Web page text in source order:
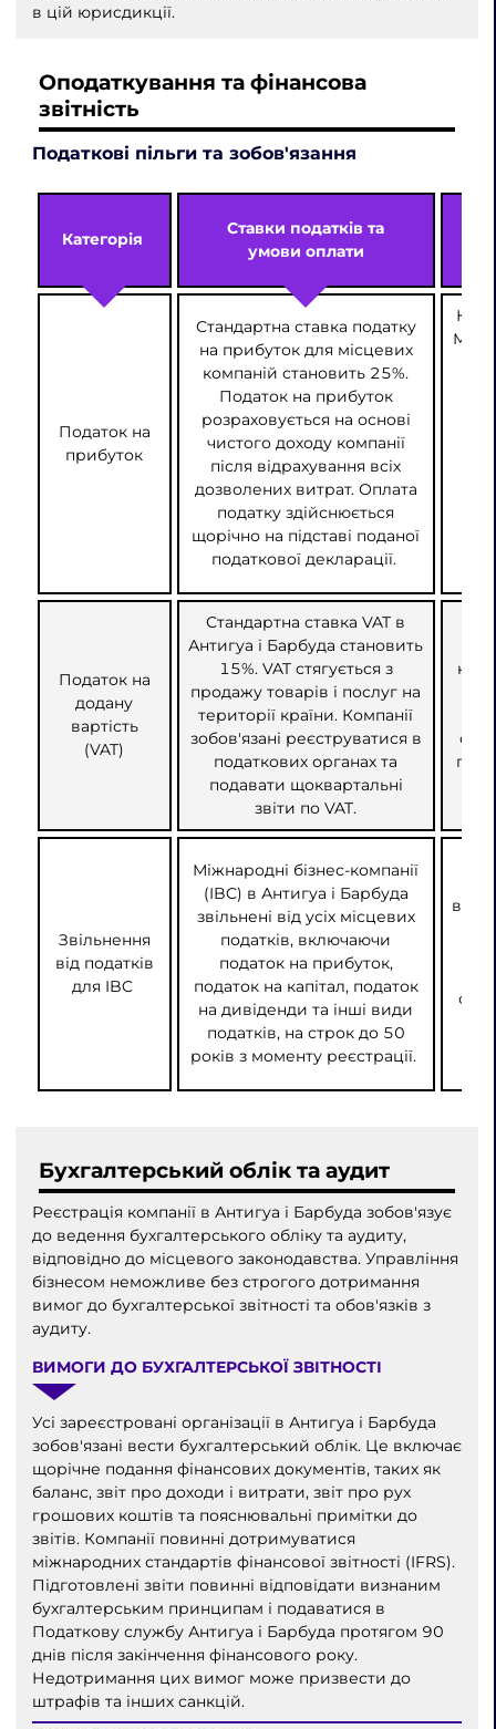
в цій юрисдикції.
Оподаткування та фінансова
звітність
Податкові пільги та зобов'язання
Категорія
Ставки податків та
умови оплати
Податок на
прибуток
Стандартна ставка податку
на прибуток для місцевих
компаній становить 25%.
Податок на прибуток
розраховується на основі
чистого доходу компанії
після відрахування всіх
дозволених витрат. Оплата
податку здійснюється
щорічно на підставі поданої
податкової декларації.
Податок на
додану
вартість
(VAT)
Стандартна ставка VAT в
Антигуа і Барбуда становить
15%. VAT стягується з
продажу товарів і послуг на
території країни. Компанії
зобов'язані реєструватися в
податкових органах та
подавати щоквартальні
звіти по VAT.
Звільнення
від податків
для IBC
Міжнародні бізнес-компанії
(IBC) в Антигуа і Барбуда
звільнені від усіх місцевих
податків, включаючи
податок на прибуток,
податок на капітал, податок
на дивіденди та інші види
податків, на строк до 50
років з моменту реєстрації.
Бухгалтерський облік та аудит
Реєстрація компанії в Антигуа і Барбуда зобов'язує
до ведення бухгалтерського обліку та аудиту,
відповідно до місцевого законодавства. Управління
бізнесом неможливе без строгого дотримання
вимог до бухгалтерської звітності та обов'язків з
аудиту.
ВИМОГИ ДО БУХГАЛТЕРСЬКОЇ ЗВІТНОСТІ
Усі зареєстровані організації в Антигуа і Барбуда
зобов'язані вести бухгалтерський облік. Це включає
щорічне подання фінансових документів, таких як
баланс, звіт про доходи і витрати, звіт про рух
грошових коштів та пояснювальні примітки до
звітів. Компанії повинні дотримуватися
міжнародних стандартів фінансової звітності (IFRS).
Підготовлені звіти повинні відповідати визнаним
бухгалтерським принципам і подаватися в
Податкову службу Антигуа і Барбуда протягом 90
днів після закінчення фінансового року.
Недотримання цих вимог може призвести до
штрафів та інших санкцій.